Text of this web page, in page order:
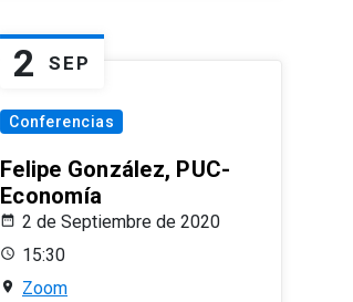
2 SEP
Conferencias
Felipe González, PUC-
Economía
2 de Septiembre de 2020
15:30
Zoom